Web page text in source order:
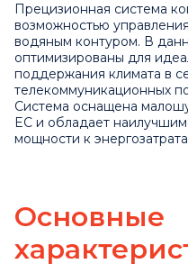
Прецизионная система
возможностью
водяным контуром. В
оптимизированы для
поддержания климата в
телекоммуникационных
Система оснащена
EC и обладает
мощности к
Основные